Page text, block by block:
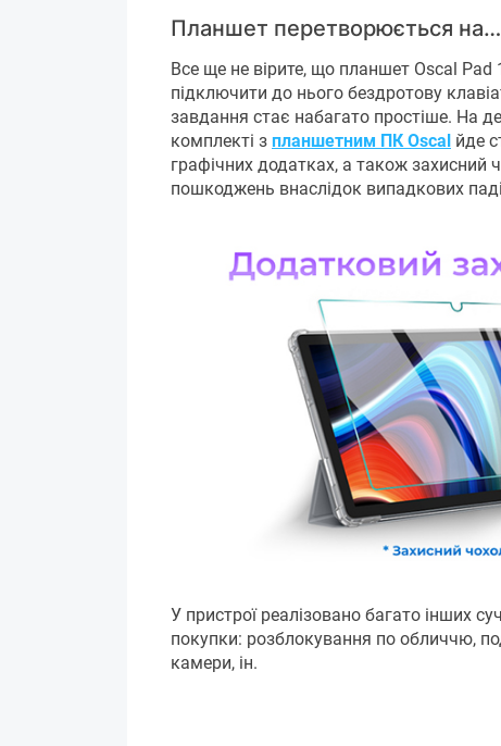
Планшет перетворюється на…
Все ще не вірите, що планшет Oscal
підключити до нього бездротову
завдання стає набагато простіше. На
комплекті з планшетним ПК Oscal йде
графічних додатках, а також захисний
пошкоджень внаслідок випадкових
У пристрої реалізовано багато інших
покупки: розблокування по обличчю,
камери, ін.